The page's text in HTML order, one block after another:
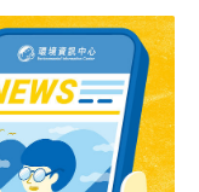
浩浩蕩蕩地來到了
福！觀光漁市內琳
腸轆轆，在漁市巡
：「吃海鮮就是要
流現釣！」潘爸開
兒的時間就紛紛上